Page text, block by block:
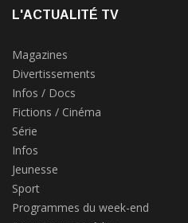
L'ACTUALITÉ TV
Magazines
Divertissements
Infos / Docs
Fictions / Cinéma
Série
Infos
Jeunesse
Sport
Programmes du week-end